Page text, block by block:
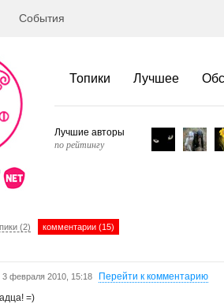
События
Топики Лучшее
Лучшие авторы
по рейтингу
(2) комментарии (15)
3 февраля 2010, 15:18
Перейти к комментарию
=)